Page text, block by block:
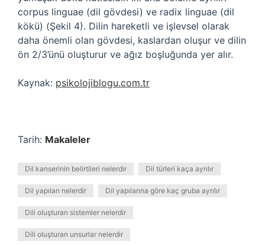
corpus linguae (dil gövdesi) ve radix linguae (dil
kökü) (Şekil 4). Dilin hareketli ve işlevsel olarak
daha önemli olan gövdesi, kaslardan oluşur ve dilin
ön 2/3’ünü oluşturur ve ağız boşluğunda yer alır.
Kaynak: psikolojiblogu.com.tr
Tarih: Makaleler
Dil kanserinin belirtileri nelerdir Dil türleri kaça ayrılır
Dil yapıları nelerdir Dil yapılarına göre kaç gruba ayrılır
Dili oluşturan sistemler nelerdir
Dili oluşturan unsurlar nelerdir